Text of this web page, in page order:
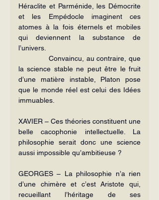
Héraclite et Parménide, les Démocrite
et les Empédocle imaginent ces
atomes à la fois éternels et mobiles
qui deviennent la substance de
l’univers.
Convaincu, au contraire, que
la science stable ne peut être le fruit
d’une matière instable, Platon pose
que le monde réel est celui des Idées
immuables.
XAVIER – Ces théories constituent une
belle cacophonie intellectuelle. La
philosophie serait donc une science
aussi impossible qu’ambitieuse ?
GEORGES – La philosophie n’a rien
d’une chimère et c’est Aristote qui,
recueillant l’héritage de ses